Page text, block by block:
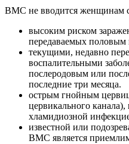
ВМС не вводится женщинам
высоким риском
передаваемых половым
текущими, недавно
воспалительными
послеродовым или
последние три месяца.
острым гнойным
цервикального
хламидиозной
известной или
ВМС является